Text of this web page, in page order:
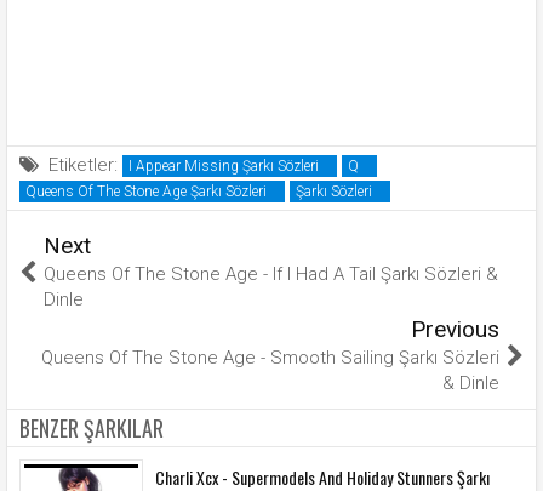
Etiketler: I Appear Missing Şarkı Sözleri
Q
Queens Of The Stone Age Şarkı Sözleri
Şarkı Sözleri
Next
Queens Of The Stone Age - If I Had A Tail Şarkı Sözleri &
Dinle
Previous
Queens Of The Stone Age - Smooth Sailing Şarkı Sözleri
& Dinle
BENZER ŞARKILAR
Charli Xcx - Supermodels And Holiday Stunners Şarkı